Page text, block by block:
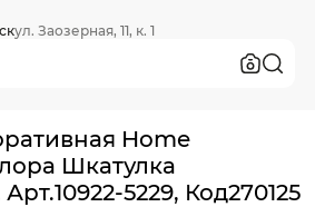
ул. Заозерная, 11, к. 1
Home
Шкатулка
5229, Код270125